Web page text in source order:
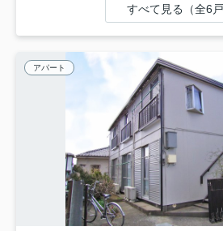
すべて見る（全6戸
アパート